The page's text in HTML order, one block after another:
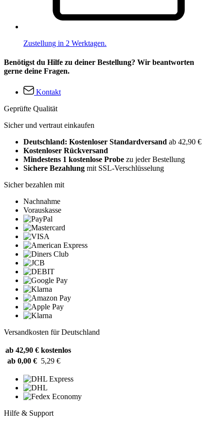
Zustellung in 2 Werktagen.
Benötigst du Hilfe zu deiner Bestellung? Wir beantworten
gerne deine Fragen.
Kontakt
Geprüfte Qualität
Sicher und vertraut einkaufen
Deutschland: Kostenloser Standardversand ab 42,90 €
Kostenloser Rückversand
Mindestens 1 kostenlose Probe zu jeder Bestellung
Sichere Bezahlung mit SSL-Verschlüsselung
Sicher bezahlen mit
Nachnahme
Vorauskasse
Versandkosten für Deutschland
ab 42,90 € kostenlos
ab 0,00 € 5,29 €
Hilfe & Support